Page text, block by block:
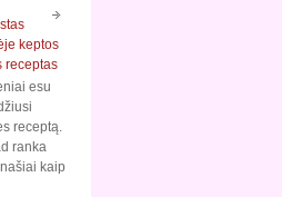
keptos
receptas
esu
receptą.
ranka
kaip